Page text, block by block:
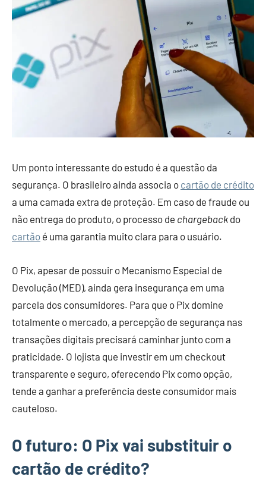
Um ponto interessante do estudo é a questão da
segurança. O brasileiro ainda associa o cartão de crédito
a uma camada extra de proteção. Em caso de fraude ou
não entrega do produto, o processo de chargeback do
cartão é uma garantia muito clara para o usuário.
O Pix, apesar de possuir o Mecanismo Especial de
Devolução (MED), ainda gera insegurança em uma
parcela dos consumidores. Para que o Pix domine
totalmente o mercado, a percepção de segurança nas
transações digitais precisará caminhar junto com a
praticidade. O lojista que investir em um checkout
transparente e seguro, oferecendo Pix como opção,
tende a ganhar a preferência deste consumidor mais
cauteloso.
O futuro: O Pix vai substituir o
cartão de crédito?